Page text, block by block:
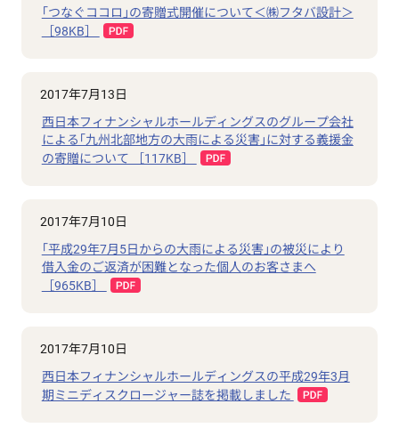
｢つなぐココロ｣の寄贈式開催について＜㈱フタバ設計＞
［98KB］
2017年7月13日
西日本フィナンシャルホールディングスのグループ会社
による｢九州北部地方の大雨による災害｣に対する義援金
の寄贈について ［117KB］
2017年7月10日
｢平成29年7月5日からの大雨による災害｣の被災により
借入金のご返済が困難となった個人のお客さまへ
［965KB］
2017年7月10日
西日本フィナンシャルホールディングスの平成29年3月
期ミニディスクロージャー誌を掲載しました